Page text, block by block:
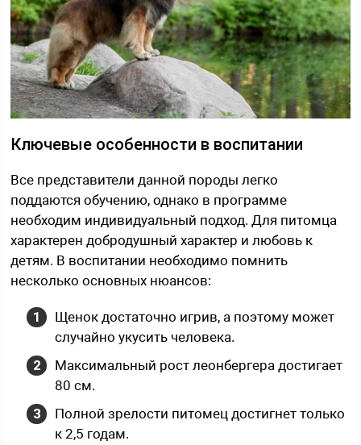
Ключевые особенности в воспитании
Все представители данной породы легко
поддаются обучению, однако в программе
необходим индивидуальный подход. Для питомца
характерен добродушный характер и любовь к
детям. В воспитании необходимо помнить
несколько основных нюансов:
Щенок достаточно игрив, а поэтому может
случайно укусить человека.
Максимальный рост леонбергера достигает
80 см.
Полной зрелости питомец достигнет только
к 2,5 годам.